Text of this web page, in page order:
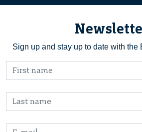
Sign up and stay up to date with the